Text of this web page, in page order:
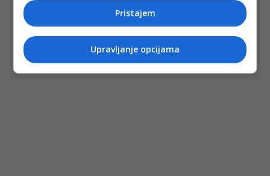
Pristajem
Upravljanje opcijama